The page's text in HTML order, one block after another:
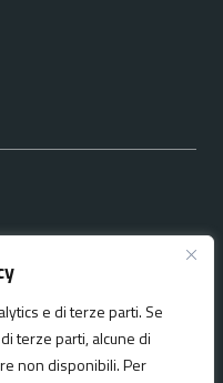
e di terze parti. Se
terze parti, alcune di
non disponibili. Per
sito